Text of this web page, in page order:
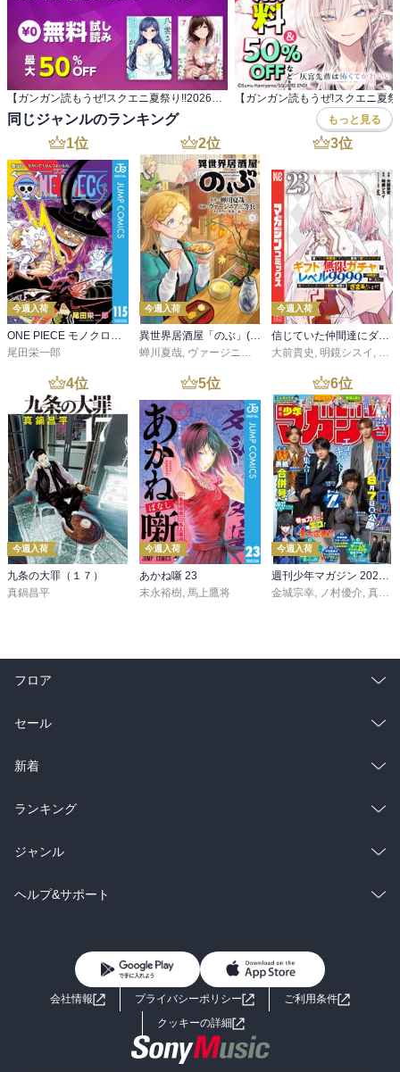
同じジャンルのランキング もっと見る
1位
今週入荷
ONE PIECE モノクロ版 115
尾田栄一郎
2位
今週入荷
異世界居酒屋「のぶ」(22)
蝉川夏哉, ヴァージニア二等兵 ,転
3位
今週入荷
信じていた仲間達にダンジョン奥地で殺されかけたがギフト『無限ガチャ』でレベル９９９９の仲間達を手に入れて元パーティーメンバーと世界に復讐＆『ざまぁ！』します！（２３）
大前貴史 , 明鏡シスイ , ｔ
4位
今週入荷
九条の大罪（１７）
真鍋昌平
5位
今週入荷
あかね噺 23
末永裕樹, 馬上鷹将
6位
今週入荷
週刊少年マガジン 2026年36・37号[2026年8月5日発売]
金城宗幸, ノ村優介, 真島ヒロ
フロア
総合
ラノベ
雑誌・グラビア
BL・TL
セール
総合
ラノベ
雑誌・グラビア
BL・TL
新着
総合
ラノベ
雑誌・グラビア
ランキング
総合
ラノベ
ジャンル
コミック
ライトノベル 男子向けラノベ
小説
海外小説
ヘルプ&サポート
よくあるご質問 お問い合わせ
会社情報 プライバシーポリシー
ご利用条件
クッキーの詳細